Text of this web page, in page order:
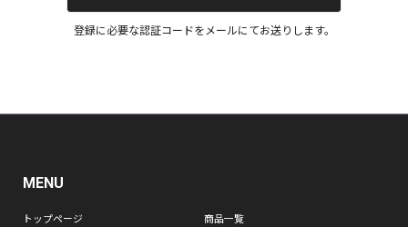
登録に必要な認証コードをメールにてお送りします。
MENU
トップページ
商品一覧